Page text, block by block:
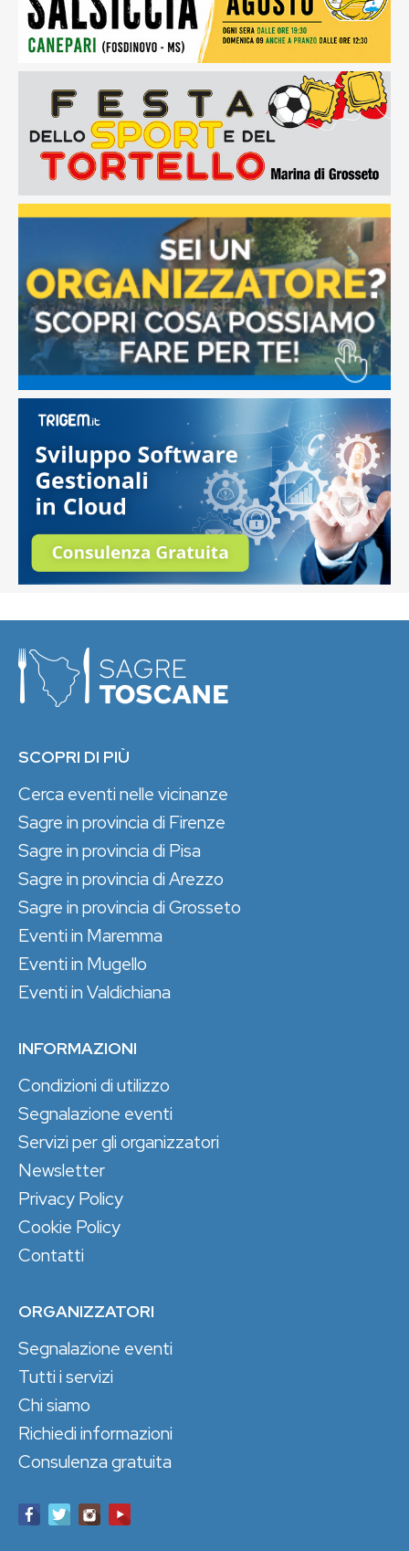
SCOPRI DI PIÙ
Cerca eventi nelle vicinanze
Sagre in provincia di Firenze
Sagre in provincia di Pisa
Sagre in provincia di Arezzo
Sagre in provincia di Grosseto
Eventi in Maremma
Eventi in Mugello
Eventi in Valdichiana
INFORMAZIONI
Condizioni di utilizzo
Segnalazione eventi
Servizi per gli organizzatori
Newsletter
Privacy Policy
Cookie Policy
Contatti
ORGANIZZATORI
Segnalazione eventi
Tutti i servizi
Chi siamo
Richiedi informazioni
Consulenza gratuita